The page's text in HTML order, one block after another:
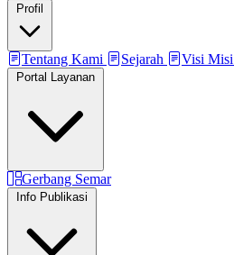
Profil
Tentang Kami Sejarah Visi Misi
Portal Layanan
Gerbang Semar
Info Publikasi